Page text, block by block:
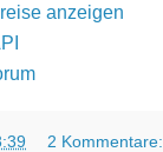
anzeigen
2 Kommentare: